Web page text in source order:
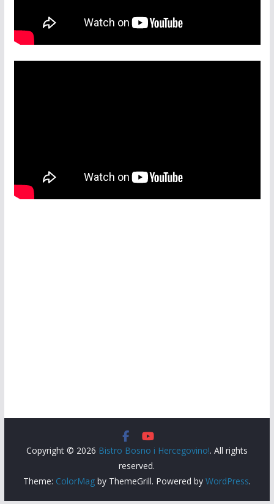
Copyright © 2026 Bistro Bosno i Hercegovino!. All rights
reserved.
Theme: ColorMagby ThemeGrill. Powered by WordPress.